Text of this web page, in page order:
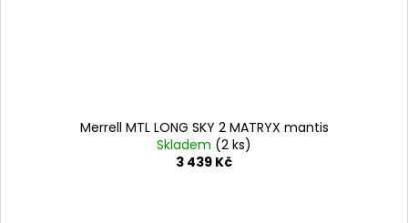
Merrell MTL LONG SKY 2 MATRYX mantis
Skladem (2 ks)
3 439 Kč